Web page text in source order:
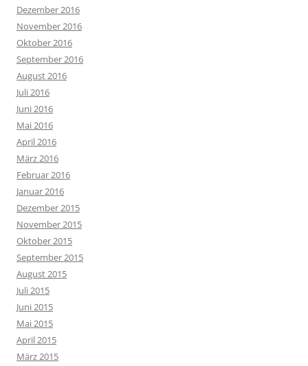
Dezember 2016
November 2016
Oktober 2016
September 2016
August 2016
Juli 2016
Juni 2016
Mai 2016
April 2016
März 2016
Februar 2016
Januar 2016
Dezember 2015
November 2015
Oktober 2015
September 2015
August 2015
Juli 2015
Juni 2015
Mai 2015
April 2015
März 2015